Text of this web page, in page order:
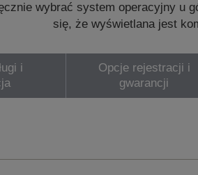
wybrać system operacyjny u
się, że wyświetlana jest
i
Opcje rejestracji i
gwarancji